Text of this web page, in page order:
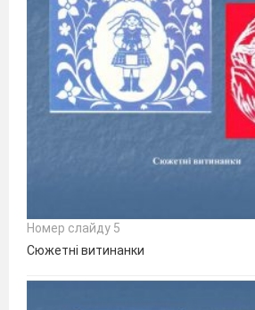
Номер слайду 5
Сюжетні витинанки